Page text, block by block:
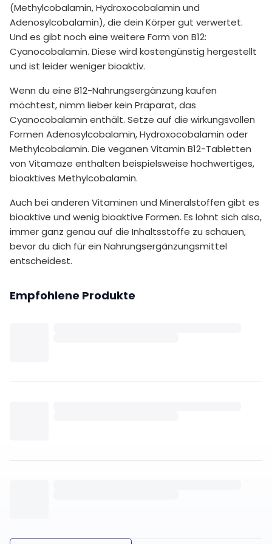
(Methylcobalamin, Hydroxocobalamin und
Adenosylcobalamin), die dein Körper gut verwertet.
Und es gibt noch eine weitere Form von B12:
Cyanocobalamin. Diese wird kostengünstig hergestellt
und ist leider weniger bioaktiv.
Wenn du eine B12-Nahrungsergänzung kaufen
möchtest, nimm lieber kein Präparat, das
Cyanocobalamin enthält. Setze auf die wirkungsvollen
Formen Adenosylcobalamin, Hydroxocobalamin oder
Methylcobalamin. Die veganen Vitamin B12-Tabletten
von Vitamaze enthalten beispielsweise hochwertiges,
bioaktives Methylcobalamin.
Auch bei anderen Vitaminen und Mineralstoffen gibt es
bioaktive und wenig bioaktive Formen. Es lohnt sich also,
immer ganz genau auf die Inhaltsstoffe zu schauen,
bevor du dich für ein Nahrungsergänzungsmittel
entscheidest.
Empfohlene Produkte